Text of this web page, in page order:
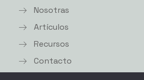
Nosotras
Artículos
Recursos
Contacto